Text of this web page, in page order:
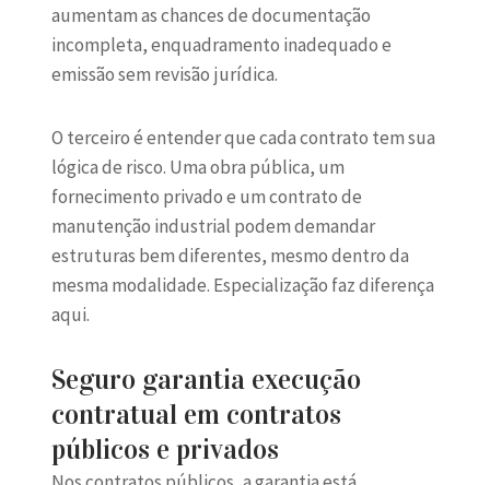
aumentam as chances de documentação
incompleta, enquadramento inadequado e
emissão sem revisão jurídica.
O terceiro é entender que cada contrato tem sua
lógica de risco. Uma obra pública, um
fornecimento privado e um contrato de
manutenção industrial podem demandar
estruturas bem diferentes, mesmo dentro da
mesma modalidade. Especialização faz diferença
aqui.
Seguro garantia execução
contratual em contratos
públicos e privados